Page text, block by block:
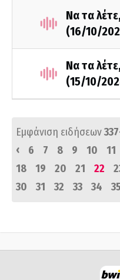
Να τα
(16/10/
Να τα
(15/10/
Εμφάνιση ειδήσεων
‹
6 7 8 9 10 11
18
19 20 21 22
30
31 32 33 34 35